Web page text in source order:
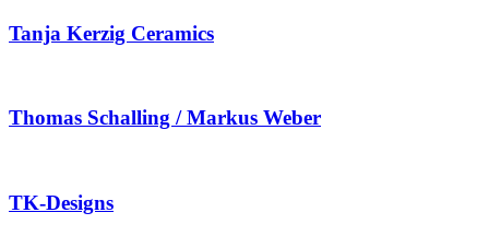
Tanja Kerzig Ceramics
Thomas Schalling / Markus Weber
TK-Designs